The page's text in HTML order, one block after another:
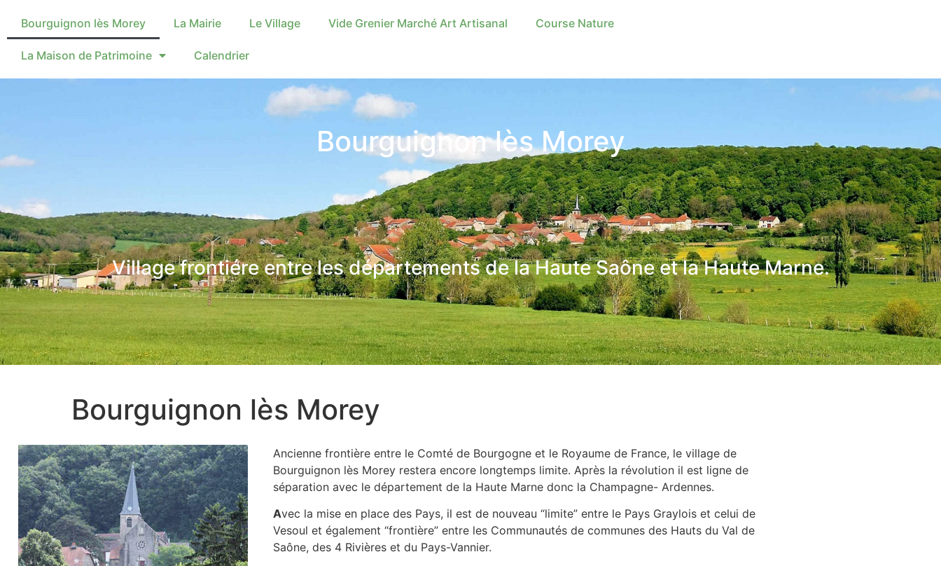
Bourguignon lès Morey La Mairie Le Village Vide Grenier Marché Art Artisanal Course Nature
La Maison de Patrimoine Calendrier
Bourguignon lès Morey
Village frontiére entre les départements de la Haute Saône et la Haute Marne.
Bourguignon lès Morey
Ancienne frontière entre le Comté de Bourgogne et le Royaume de France, le village de
Bourguignon lès Morey restera encore longtemps limite. Après la révolution il est ligne de
séparation avec le département de la Haute Marne donc la Champagne- Ardennes.
Avec la mise en place des Pays, il est de nouveau “limite” entre le Pays Graylois et celui de
Vesoul et également “frontière” entre les Communautés de communes des Hauts du Val de
Saône, des 4 Rivières et du Pays-Vannier.